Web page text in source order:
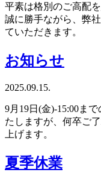
平素は格別のご高配
誠に勝手ながら、弊
ていただきます。
お知らせ
2025.09.15.
9月19日(金)-15:00ま
たしますが、何卒ご
上げます。
夏季休業